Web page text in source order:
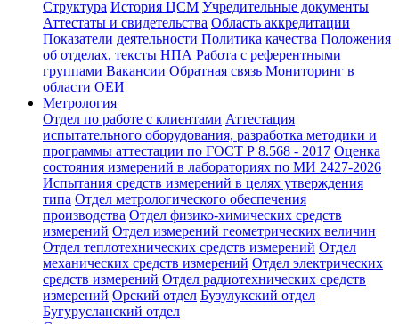
Структура История ЦСМ Учредительные документы
Аттестаты и свидетельства Область аккредитации
Показатели деятельности Политика качества Положения
об отделах, тексты НПА Работа с референтными
группами Вакансии Обратная связь Мониторинг в
области ОЕИ
Метрология
Отдел по работе с клиентами Аттестация
испытательного оборудования, разработка методики и
программы аттестации по ГОСТ Р 8.568 - 2017 Оценка
состояния измерений в лабораториях по МИ 2427-2026
Испытания средств измерений в целях утверждения
типа Отдел метрологического обеспечения
производства Отдел физико-химических средств
измерений Отдел измерений геометрических величин
Отдел теплотехнических средств измерений Отдел
механических средств измерений Отдел электрических
средств измерений Отдел радиотехнических средств
измерений Орский отдел Бузулукский отдел
Бугурусланский отдел